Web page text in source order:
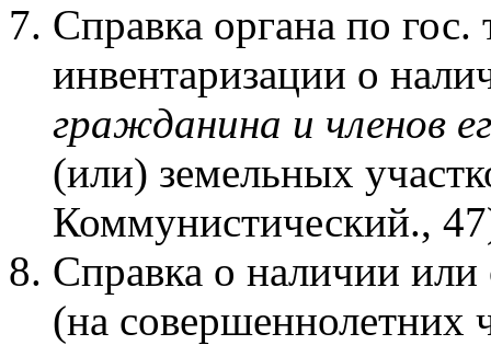
Справка органа по
инвентаризации о
гражданина и членов
(или) земельных
Коммунистический.,
Справка о наличии или
(на